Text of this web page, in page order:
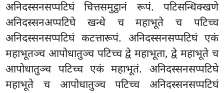
अनिदस्सनसप्पटिघं चित्तसमुट्ठानं रूपं. पटिसन्धिक्खणे
अनिदस्सनअप्पटिघे खन्धे च महाभूते च पटिच्च
अनिदस्सनसप्पटिघं कटत्तारूपं. अनिदस्सनसप्पटिघं एकं
महाभूतञ्च आपोधातुञ्च पटिच्च द्वे महाभूता, द्वे महाभूते च
आपोधातुञ्च पटिच्च एकं महाभूतं. अनिदस्सनसप्पटिघे
महाभूते च आपोधातुञ्च पटिच्च अनिदस्सनसप्पटिघं